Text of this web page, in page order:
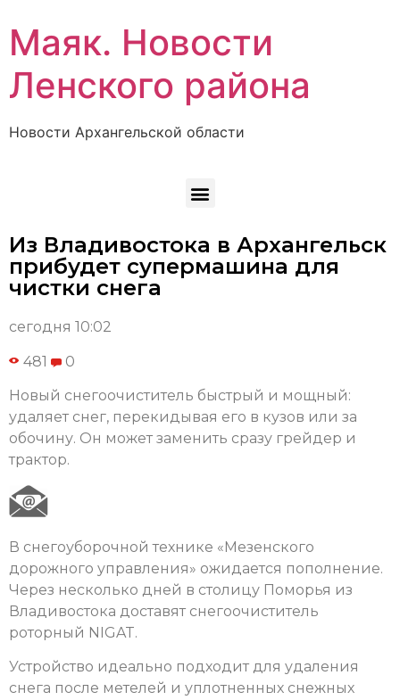
Маяк. Новости
Ленского района
Новости Архангельской области
Из Владивостока в Архангельск
прибудет супермашина для
чистки снега
сегодня 10:02
481 0
Новый снегоочиститель быстрый и мощный:
удаляет снег, перекидывая его в кузов или за
обочину. Он может заменить сразу грейдер и
трактор.
В снегоуборочной технике «Мезенского
дорожного управления» ожидается пополнение.
Через несколько дней в столицу Поморья из
Владивостока доставят снегоочиститель
роторный NIGAT.
Устройство идеально подходит для удаления
снега после метелей и уплотненных снежных